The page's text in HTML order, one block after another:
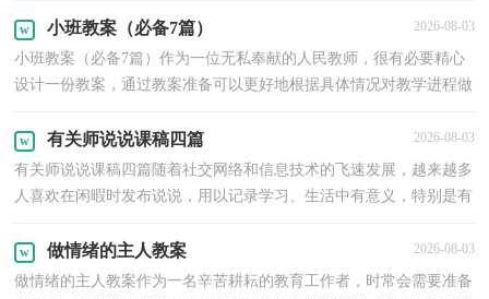
小班教案（必备7篇） 2026-08-03
小班教案（必备7篇）作为一位无私奉献的人民教师，很有必要精心
设计一份教案，通过教案准备可以更好地根据具体情况对教学进程做
有关师说说课稿四篇 2026-08-03
有关师说说课稿四篇随着社交网络和信息技术的飞速发展，越来越多
人喜欢在闲暇时发布说说，用以记录学习、生活中有意义，特别是有
做情绪的主人教案 2026-08-03
做情绪的主人教案作为一名辛苦耕耘的教育工作者，时常会需要准备